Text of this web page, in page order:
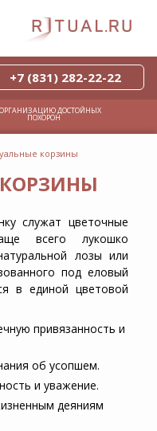
ДОСТОЙНЫХ
ПОХОРОН
корзины
служатцветочные
всего лукошко
лозы или
под еловый
в единой цветовой
привязанность и
об усопшем.
и уважение.
деяниям
+7 (831) 282-22-22